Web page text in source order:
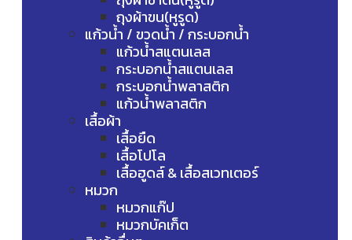
ถุงผ้าขน(หูรูด)
แก้วน้ำ / ขวดน้ำ / กระบอกน้ำ
แก้วน้ำสแตนเลส
กระบอกน้ำสแตนเลส
กระบอกน้ำพลาสติก
แก้วน้ำพลาสติก
เสื้อผ้า
เสื้อยืด
เสื้อโปโล
เสื้อฮูดส์ & เสื้อสเวทเตอร์
หมวก
หมวกแก๊ป
หมวกบัคเก็ต